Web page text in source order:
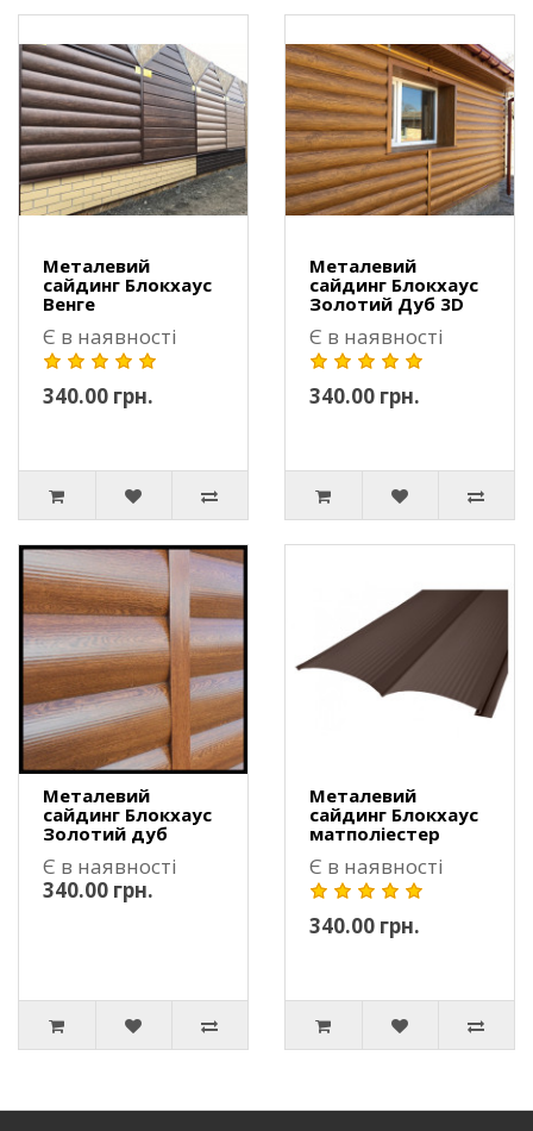
Металевий
сайдинг Блокхаус
Венге
Є в наявності
340.00 грн.
Металевий
сайдинг Блокхаус
Золотий Дуб 3D
Є в наявності
340.00 грн.
Металевий
сайдинг Блокхаус
Золотий дуб
Є в наявності
340.00 грн.
Металевий
сайдинг Блокхаус
матполіестер
Є в наявності
340.00 грн.